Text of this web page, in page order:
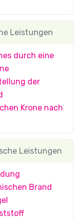
Leistungen
durch eine
der
Krone nach
Leistungen
Brand